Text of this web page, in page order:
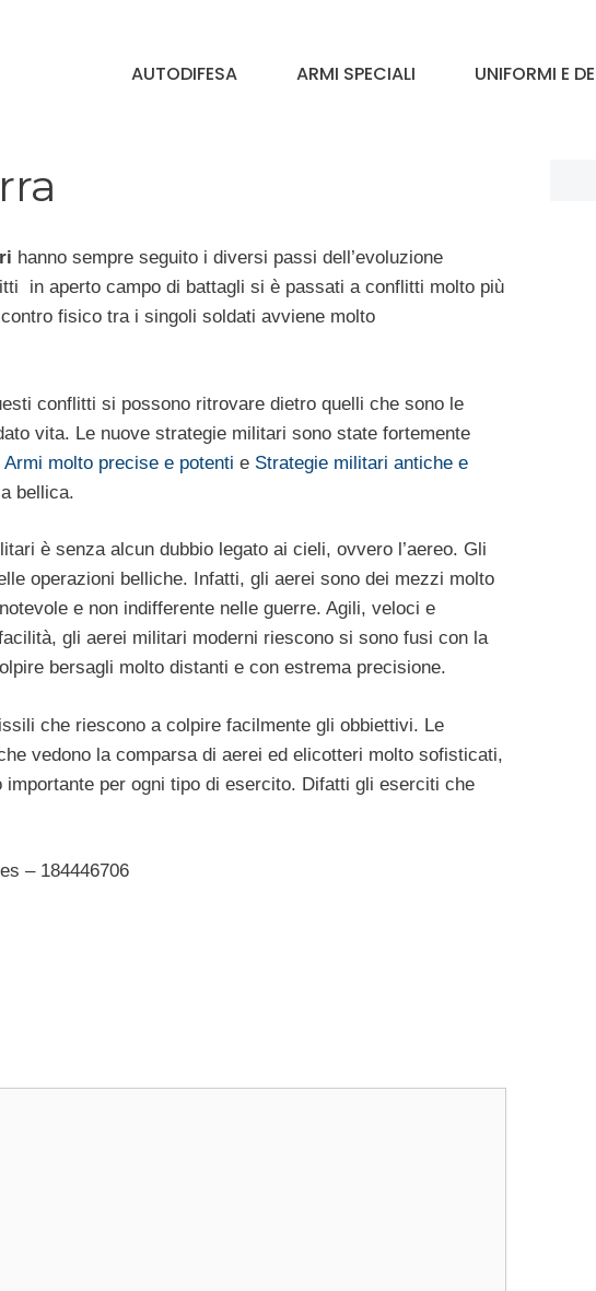
AUTODIFESA ARMI SPECIALI UNIFORMI E
hanno sempre seguito i diversi passi dell’evoluzione
in aperto campo di battagli si è passati a conflitti molto più
fisico tra i singoli soldati avviene molto
conflitti si possono ritrovare dietro quelli che sono le
vita. Le nuove strategie militari sono state fortemente
Armi molto precise e potenti e Strategie militari antiche e
bellica.
è senza alcun dubbio legato ai cieli, ovvero l’aereo. Gli
operazioni belliche. Infatti, gli aerei sono dei mezzi molto
e non indifferente nelle guerre. Agili, veloci e
gli aerei militari moderni riescono si sono fusi con la
bersagli molto distanti e con estrema precisione.
che riescono a colpire facilmente gli obbiettivi. Le
vedono la comparsa di aerei ed elicotteri molto sofisticati,
per ogni tipo di esercito. Difatti gli eserciti che
– 184446706